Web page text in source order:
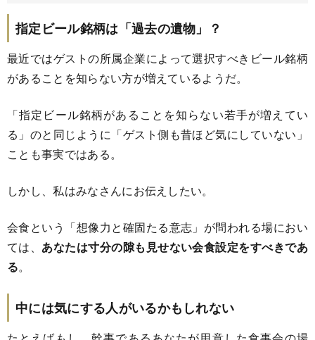
指定ビール銘柄は「過去の遺物」？
最近ではゲストの所属企業によって選択すべきビール銘柄
があることを知らない方が増えているようだ。
「指定ビール銘柄があることを知らない若手が増えてい
る」のと同じように「ゲスト側も昔ほど気にしていない」
ことも事実ではある。
しかし、私はみなさんにお伝えしたい。
会食という「想像力と確固たる意志」が問われる場におい
ては、 あなたは寸分の隙も見せない会食設定をすべきであ
る。
中には気にする人がいるかもしれない